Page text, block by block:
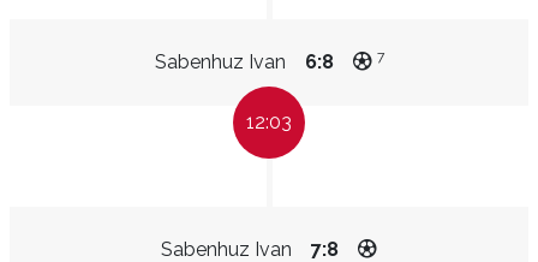
Sabenhuz Ivan 6:8 7
12:03
Sabenhuz Ivan 7:8